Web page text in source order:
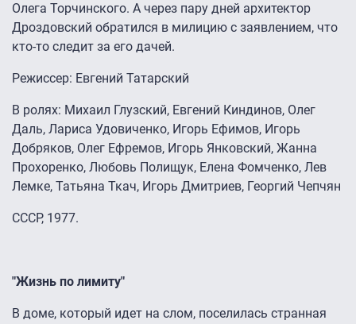
Олега Торчинского. А через пару дней архитектор
Дроздовский обратился в милицию с заявлением, что
кто-то следит за его дачей.
Режиссер: Евгений Татарский
В ролях: Михаил Глузский, Евгений Киндинов, Олег
Даль, Лариса Удовиченко, Игорь Ефимов, Игорь
Добряков, Олег Ефремов, Игорь Янковский, Жанна
Прохоренко, Любовь Полищук, Елена Фомченко, Лев
Лемке, Татьяна Ткач, Игорь Дмитриев, Георгий Чепчян
СССР, 1977.
"Жизнь по лимиту"
В доме, который идет на слом, поселилась странная